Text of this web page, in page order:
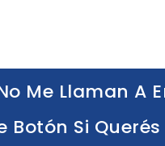
Me Llaman A
Botón Si